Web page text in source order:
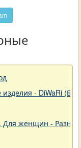
- DiWaRi
Для женщин - Разное